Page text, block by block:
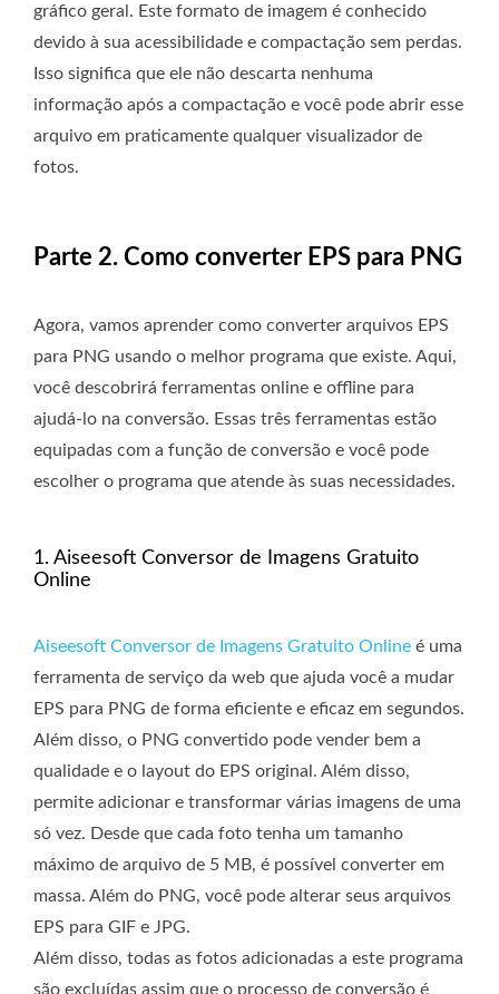
gráfico geral. Este formato de imagem é conhecido
devido à sua acessibilidade e compactação sem perdas.
Isso significa que ele não descarta nenhuma
informação após a compactação e você pode abrir esse
arquivo em praticamente qualquer visualizador de
fotos.
Parte 2. Como converter EPS para PNG
Agora, vamos aprender como converter arquivos EPS
para PNG usando o melhor programa que existe. Aqui,
você descobrirá ferramentas online e offline para
ajudá-lo na conversão. Essas três ferramentas estão
equipadas com a função de conversão e você pode
escolher o programa que atende às suas necessidades.
1. Aiseesoft Conversor de Imagens Gratuito
Online
Aiseesoft Conversor de Imagens Gratuito Online é uma
ferramenta de serviço da web que ajuda você a mudar
EPS para PNG de forma eficiente e eficaz em segundos.
Além disso, o PNG convertido pode vender bem a
qualidade e o layout do EPS original. Além disso,
permite adicionar e transformar várias imagens de uma
só vez. Desde que cada foto tenha um tamanho
máximo de arquivo de 5 MB, é possível converter em
massa. Além do PNG, você pode alterar seus arquivos
EPS para GIF e JPG.
Além disso, todas as fotos adicionadas a este programa
são excluídas assim que o processo de conversão é